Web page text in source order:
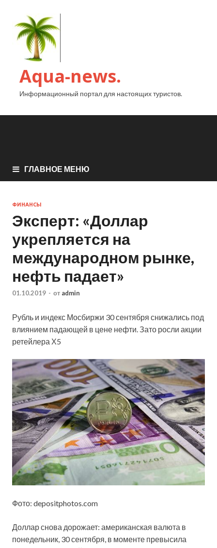
Aqua-news.
Информационный портал для настоящих туристов.
ГЛАВНОЕ МЕНЮ
ФИНАНСЫ
Эксперт: «Доллар
укрепляется на
международном рынке,
нефть падает»
01.10.2019 - от admin
Рубль и индекс Мосбиржи 30 сентября снижались под
влиянием падающей в цене нефти. Зато росли акции
ретейлера Х5
Фото: depositphotos.com
Доллар снова дорожает: американская валюта в
понедельник, 30 сентября, в моменте превысила